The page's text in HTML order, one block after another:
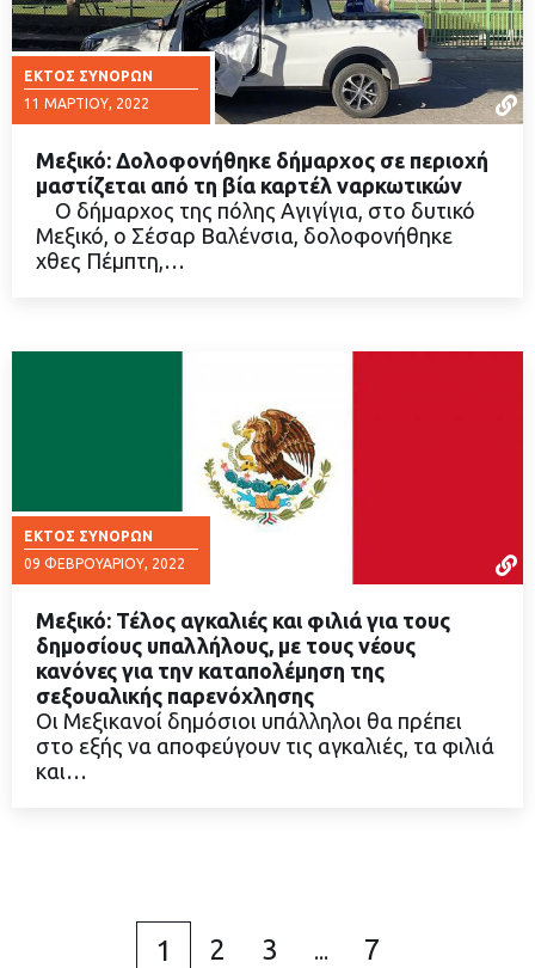
ΕΚΤΌΣ ΣΥΝΌΡΩΝ
11 ΜΑΡΤΊΟΥ, 2022
ΔΙΑΒΑΣΤΕ ΠΕΡΙΣΣΟΤΕΡΑ
Μεξικό: Δολοφονήθηκε δήμαρχος σε περιοχή
μαστίζεται από τη βία καρτέλ ναρκωτικών
Ο δήμαρχος της πόλης Αγιγίγια, στο δυτικό
Μεξικό, ο Σέσαρ Βαλένσια, δολοφονήθηκε
χθες Πέμπτη,…
ΕΚΤΌΣ ΣΥΝΌΡΩΝ
09 ΦΕΒΡΟΥΑΡΊΟΥ, 2022
ΔΙΑΒΑΣΤΕ ΠΕΡΙΣΣΟΤΕΡΑ
Μεξικό: Τέλος αγκαλιές και φιλιά για τους
δημοσίους υπαλλήλους, με τους νέους
κανόνες για την καταπολέμηση της
σεξουαλικής παρενόχλησης
Οι Μεξικανοί δημόσιοι υπάλληλοι θα πρέπει
στο εξής να αποφεύγουν τις αγκαλιές, τα φιλιά
και…
1 2 3 ... 7